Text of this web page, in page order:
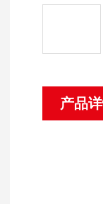
产品